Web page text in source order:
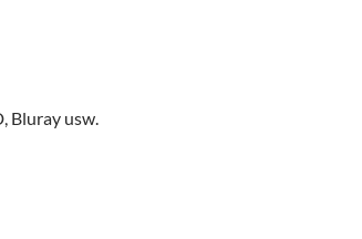
Bluray usw.